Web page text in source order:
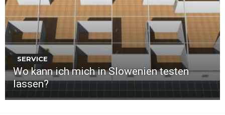
SERVICE
Wo kann ich mich in Slowenien testen
lassen?